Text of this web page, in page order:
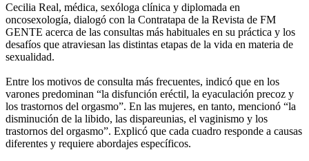
Cecilia Real, médica, sexóloga clínica y diplomada en
oncosexología, dialogó con la Contratapa de la Revista de FM
GENTE acerca de las consultas más habituales en su práctica y los
desafíos que atraviesan las distintas etapas de la vida en materia de
sexualidad.
Entre los motivos de consulta más frecuentes, indicó que en los
varones predominan “la disfunción eréctil, la eyaculación precoz y
los trastornos del orgasmo”. En las mujeres, en tanto, mencionó “la
disminución de la libido, las dispareunias, el vaginismo y los
trastornos del orgasmo”. Explicó que cada cuadro responde a causas
diferentes y requiere abordajes específicos.